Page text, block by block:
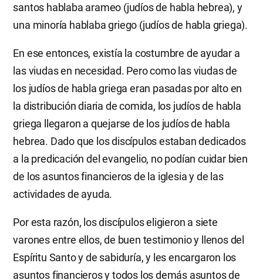
santos hablaba arameo (judíos de habla hebrea), y
una minoría hablaba griego (judíos de habla griega).
En ese entonces, existía la costumbre de ayudar a
las viudas en necesidad. Pero como las viudas de
los judíos de habla griega eran pasadas por alto en
la distribución diaria de comida, los judíos de habla
griega llegaron a quejarse de los judíos de habla
hebrea. Dado que los discípulos estaban dedicados
a la predicación del evangelio, no podían cuidar bien
de los asuntos financieros de la iglesia y de las
actividades de ayuda.
Por esta razón, los discípulos eligieron a siete
varones entre ellos, de buen testimonio y llenos del
Espíritu Santo y de sabiduría, y les encargaron los
asuntos financieros y todos los demás asuntos de